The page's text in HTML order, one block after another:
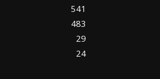
541
483
29
24